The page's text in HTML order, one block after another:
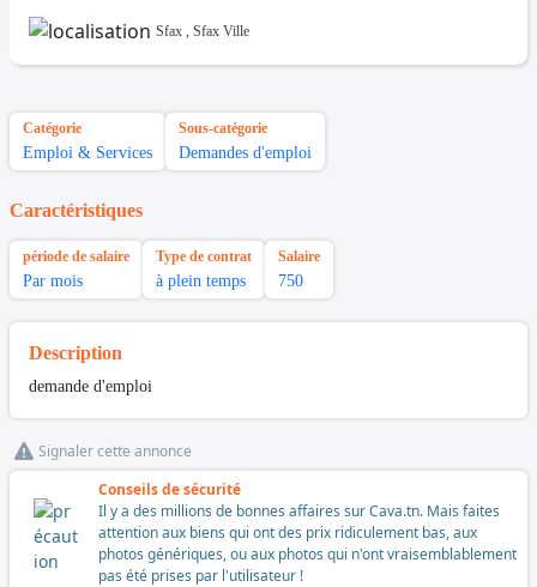
Sfax , Sfax Ville
Catégorie
Emploi & Services
Sous-catégorie
Demandes d'emploi
Caractéristiques
période de salaire
Par mois
Type de contrat
à plein temps
Salaire
750
Description
demande d'emploi
Signaler cette annonce
Conseils de sécurité
Il y a des millions de bonnes affaires sur Cava.tn. Mais faites
attention aux biens qui ont des prix ridiculement bas, aux
photos génériques, ou aux photos qui n'ont vraisemblablement
pas été prises par l'utilisateur !